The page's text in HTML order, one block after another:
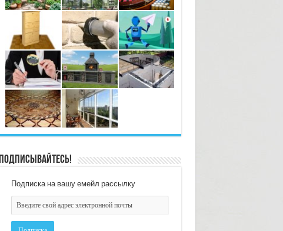
Подписывайтесь!
Подписка на вашу емейл рассылку